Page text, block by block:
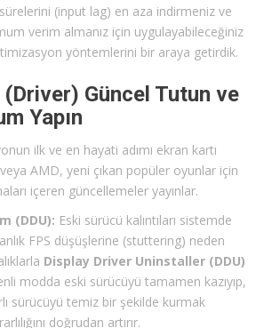
(input lag) en aza indirmeniz ve
verim almanız için uygulayabileceğiniz
yöntemlerini bir araya getirdik.
Güncel Tutun ve
Yapın
ilk ve en hayati adımı ekran kartı
AMD, yeni çıkan popüler oyunlar için
içeren güncellemeler yayınlar.
(DDU): Eski sürücü kalıntıları sistemde
FPS düşüşlerine (stuttering) neden
Display Driver Uninstaller (DDU)
modda eski sürücüyü tamamen kazıyıp,
sürücüyü temiz bir şekilde kurmak
doğrudan artırır.